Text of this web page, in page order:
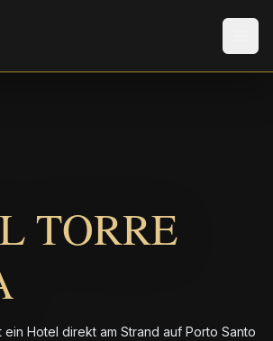
TORRE
ein Hotel direkt am Strand auf Porto Santo